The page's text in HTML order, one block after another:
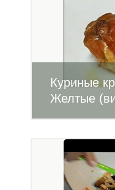
Куриные
Желтые